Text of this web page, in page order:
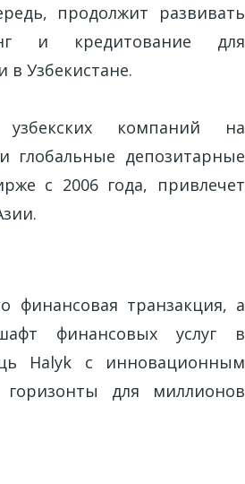
продолжит развивать
и кредитование для
Узбекистане.
узбекских компаний на
глобальные депозитарные
с 2006 года, привлечет
транзакция, а
финансовых услуг в
Halyk с инновационным
для миллионов